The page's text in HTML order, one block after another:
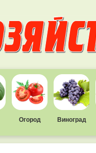
Огород Виноград